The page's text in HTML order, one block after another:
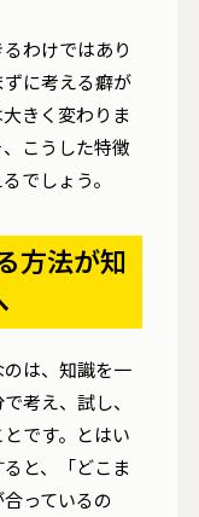
わけではあり
に考える癖が
きく変わりま
こうした特徴
でしょう。
方法が知
は、知識を一
考え、試し、
です。とはい
と、「どこま
っているの